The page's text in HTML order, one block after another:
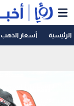
الرئيسية أسعار الذهب